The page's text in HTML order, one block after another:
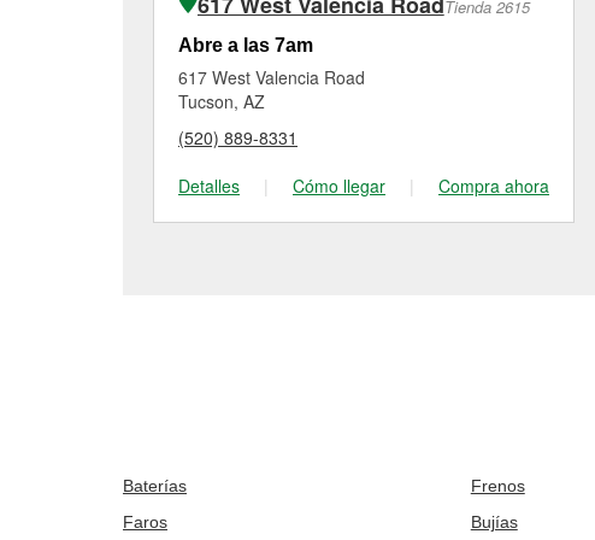
Tienda 2615
Abre a las 7am
617 West Valencia Road
Tucson, AZ
(520) 889-8331
Detalles
| Cómo llegar | Compra ahora
Baterías Frenos
Faros
Bujías